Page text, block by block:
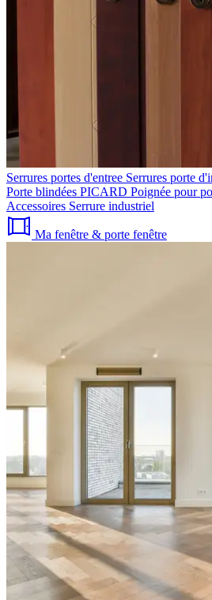
Serrures portes d'entree Serrures porte
Porte blindées PICARD Poignée pour
Accessoires Serrure industriel
Ma fenêtre & porte fenêtre